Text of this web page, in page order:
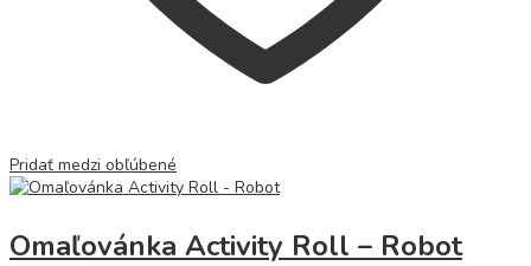
Pridať medzi obľúbené
Omaľovánka Activity Roll – Robot